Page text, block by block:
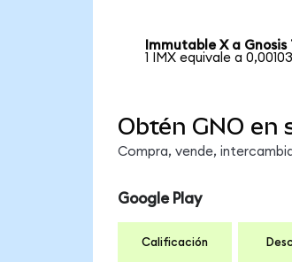
Immutable X a Gnosis
1 IMX equivale a
Obtén GNO en
Compra, vende,
Google Play
Calificación